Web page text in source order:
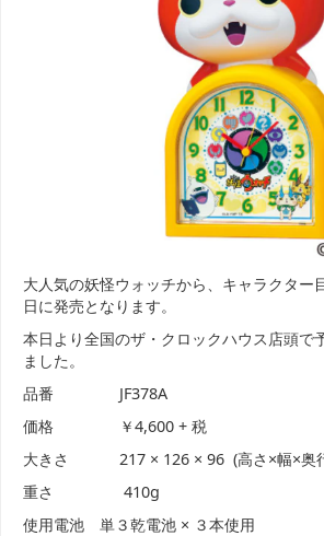
大人気の妖怪ウォッチから、キャラクター
日に発売となります。
本日より全国のザ・クロックハウス店頭で
ました。
品番 JF378A
価格 ￥4,600 + 税
大きさ 217 × 126 × 96 (高さ×幅×奥
重さ 410g
使用電池 単３乾電池 × ３本使用